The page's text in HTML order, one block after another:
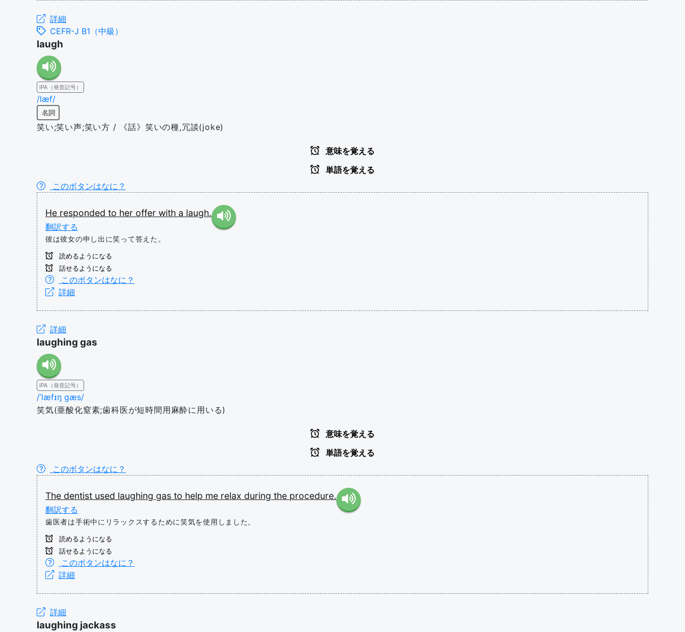
詳細
CEFR-J B1（中級）
laugh
IPA（発音記号）
/læf/
名詞
笑い;笑い声;笑い方 / 《話》笑いの種,冗談(joke)
意味を覚える
単語を覚える
このボタンはなに？
He responded to her offer with a laugh.
翻訳する
彼は彼女の申し出に笑って答えた。
読めるようになる
話せるようになる
このボタンはなに？
詳細
詳細
laughing gas
IPA（発音記号）
/ˈlæfɪŋ ɡæs/
笑気(亜酸化窒素;歯科医が短時間用麻酔に用いる)
意味を覚える
単語を覚える
このボタンはなに？
The dentist used laughing gas to help me relax during the procedure.
翻訳する
歯医者は手術中にリラックスするために笑気を使用しました。
読めるようになる
話せるようになる
このボタンはなに？
詳細
詳細
laughing jackass